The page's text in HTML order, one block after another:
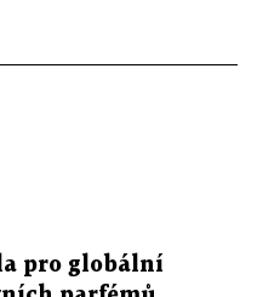
pro globální